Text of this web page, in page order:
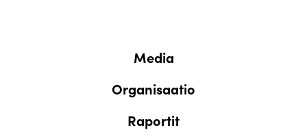
Media
Organisaatio
Raportit